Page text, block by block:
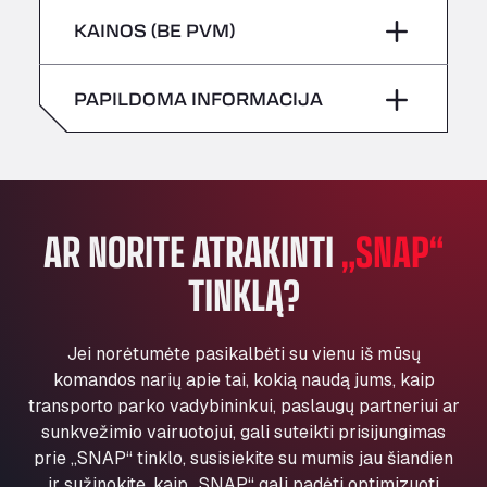
All 4 Trucks
Av. des Etats-Unis 90, 6041
Andamur Guarroman
Andamur Pamplona
A-15 Salida Imarcoain, 31119
Andamur San Roman II
Anglia Motel
Washway Road, PE12 8LT
Anpol Sp. z o.o.
Ul. Torunska 147, 85884
Aqua Ariva GmbH
Sekmadienis –
Penktadienis –
Sekmadienis –
KAINOS (BE PVM)
PAPILDOMA INFORMACIJA
AR NORITE ATRAKINTI„SNAP“
TINKLĄ?
Jei norėtumėte pasikalbėti su vienu iš mūsų
komandos narių apie tai, kokią naudą jums, kaip
transporto parko vadybininkui, paslaugų partneriui ar
sunkvežimio vairuotojui, gali suteikti prisijungimas
prie „SNAP“ tinklo, susisiekite su mumis jau šiandien